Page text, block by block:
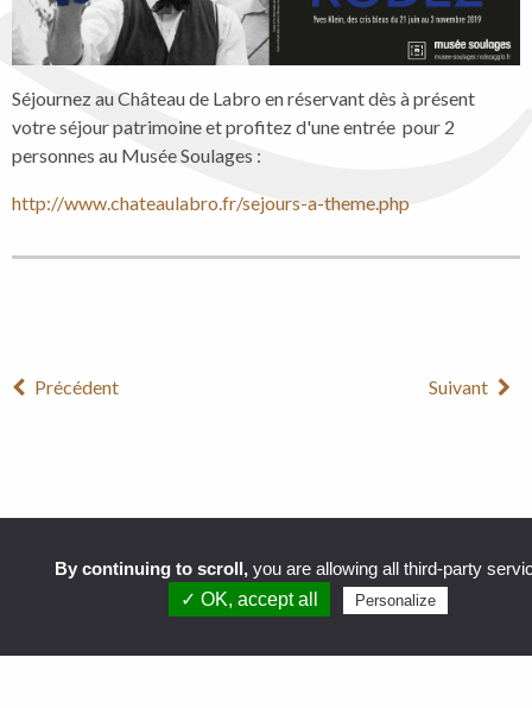
Séjournez au Château de Labro en réservant dès à présent
votre séjour patrimoine et profitez d'une entrée pour 2
personnes au Musée Soulages :
http://www.chateaulabro.fr/sejours-a-theme.php
Précédent Suivant
By continuing to scroll, you are allowing all third-party
✓ OK, accept all
Personalize